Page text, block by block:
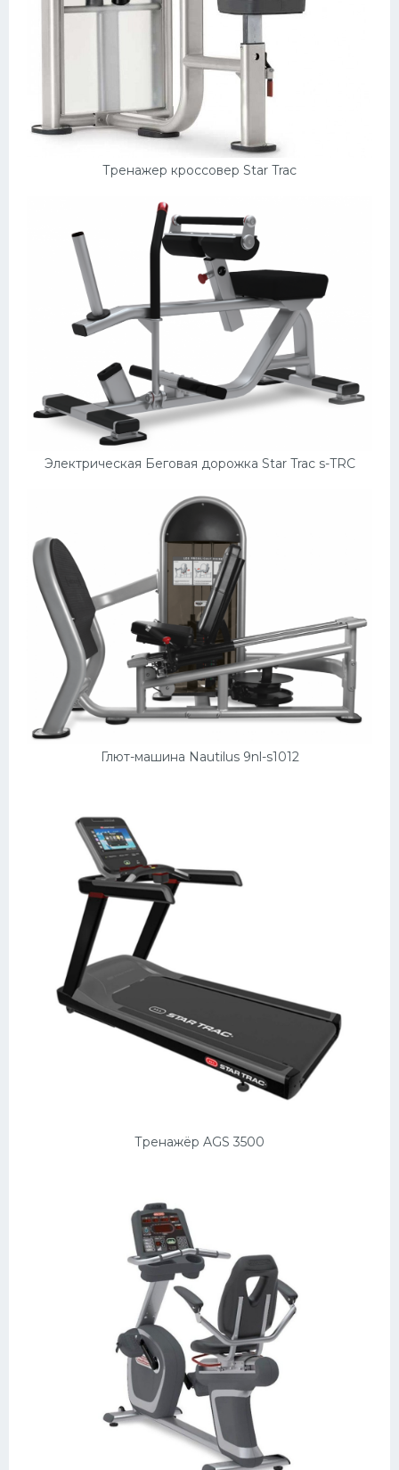
Тренажер кроссовер Star Trac
Электрическая Беговая дорожка Star Trac s-TRC
Глют-машина Nautilus 9nl-s1012
Тренажёр AGS 3500